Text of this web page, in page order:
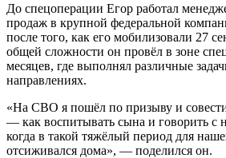
До спецоперации Егор работал
продаж в крупной федеральной
после того, как его мобилизовали 27
общей сложности он провёл в зоне
месяцев, где выполнял различные
направлениях.
«На СВО я пошёл по призыву и
— как воспитывать сына и говорить с
когда в такой тяжёлый период для
отсиживался дома», — поделился он.